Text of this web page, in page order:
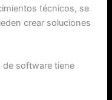
técnicos, se
crear soluciones
de software tiene